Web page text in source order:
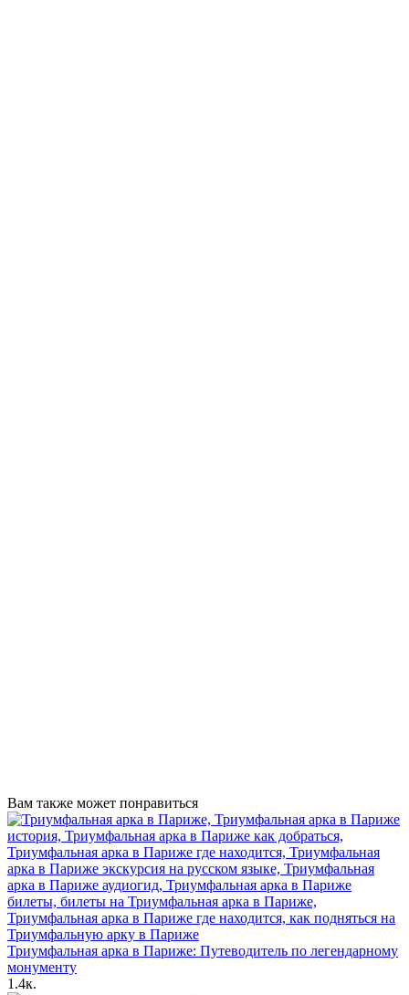
Вам также может понравиться
Триумфальная арка в Париже: Путеводитель по легендарному
монументу
1.4к.